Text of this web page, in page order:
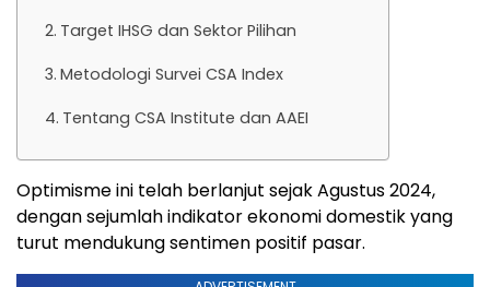
Target IHSG dan Sektor Pilihan
Metodologi Survei CSA Index
Tentang CSA Institute dan AAEI
Optimisme ini telah berlanjut sejak Agustus 2024,
dengan sejumlah indikator ekonomi domestik yang
turut mendukung sentimen positif pasar.